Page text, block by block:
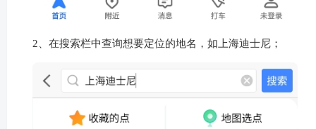
2、在搜索栏中查询想要定位的地名，如上海迪士尼；